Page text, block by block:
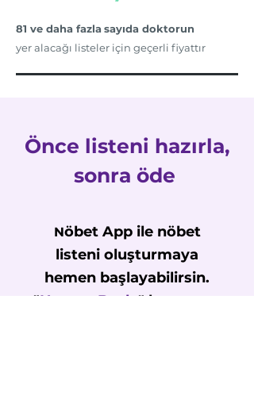
81 ve daha fazla sayıda doktorun
yer alacağı listeler için geçerli fiyattır
Önce listeni hazırla,
sonra öde
Nöbet App ile nöbet
listeni oluşturmaya
hemen başlayabilirsin.
"Hemen Başla " butonuna